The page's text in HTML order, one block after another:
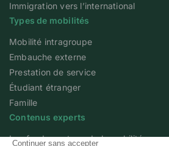
Immigration vers l’international
Types de mobilités
Mobilité intragroupe
Embauche externe
Prestation de service
Étudiant étranger
Famille
Contenus experts
Les fondamentaux de la mobilité